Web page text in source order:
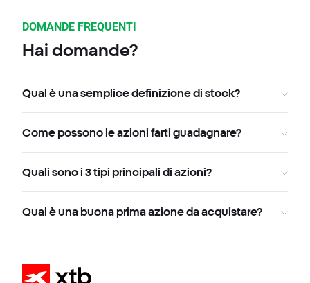
DOMANDE FREQUENTI
Hai domande?
Qual è una semplice definizione di stock?
Come possono le azioni farti guadagnare?
Quali sono i 3 tipi principali di azioni?
Qual è una buona prima azione da acquistare?